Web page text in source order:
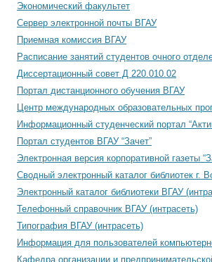
Экономический факультет
Сервер электронной почты ВГАУ
Приемная комиссия ВГАУ
Расписание занятий студентов очного
Диссертационный совет Д 220.010.02
Портал дистанционного обучения ВГАУ
Центр международных образовательных
Информационный студенческий портал
Портал студентов ВГАУ “Зачет”
Электронная версия корпоративной газеты
Сводный электронный каталог библиотек г.
Электронный каталог библиотеки ВГАУ
Телефонный справочник ВГАУ (интрасеть)
Типография ВГАУ (интрасеть)
Информация для пользователей
Кафедра организации и